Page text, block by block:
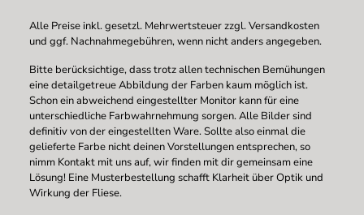
Alle Preise inkl. gesetzl. Mehrwertsteuer zzgl.Versandkosten
und ggf. Nachnahmegebühren, wenn nicht anders angegeben.
Bitte berücksichtige, dass trotz allen technischen Bemühungen
eine detailgetreue Abbildung der Farben kaum möglich ist.
Schon ein abweichend eingestellter Monitor kann für eine
unterschiedliche Farbwahrnehmung sorgen. Alle Bilder sind
definitiv von der eingestellten Ware. Sollte also einmal die
gelieferte Farbe nicht deinen Vorstellungen entsprechen, so
nimm Kontakt mit uns auf, wir finden mit dir gemeinsam eine
Lösung! Eine Musterbestellung schafft Klarheit über Optik und
Wirkung der Fliese.